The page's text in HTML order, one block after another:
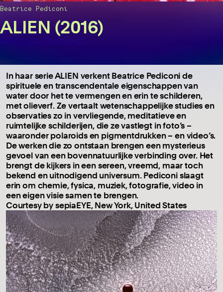
ALIEN (2016)
Beatrice Pediconi
Beatrice Pediconi
In haar serie ALIEN verkent Beatrice Pediconi de
spirituele en transcendentale eigenschappen van
water door het te vermengen en erin te schilderen,
met olieverf. Ze vertaalt wetenschappelijke studies en
observaties zo in vervliegende, meditatieve en
ruimtelijke schilderijen, die ze vastlegt in foto’s –
waaronder polaroids en pigmentdrukken – en video’s.
De werken die zo ontstaan brengen een mysterieus
gevoel van een bovennatuurlijke verbinding over. Het
brengt de kijkers in een sereen, vreemd, maar toch
bekend en uitnodigend universum. Pediconi slaagt
erin om chemie, fysica, muziek, fotografie, video in
een eigen visie samen te brengen.
Courtesy by sepiaEYE, New York, United States